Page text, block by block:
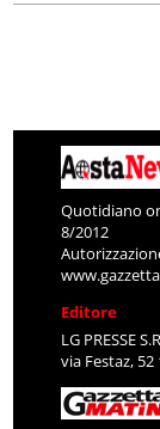
Quotidiano
8/2012
Editore
LG PRESSE
via Festaz, 52